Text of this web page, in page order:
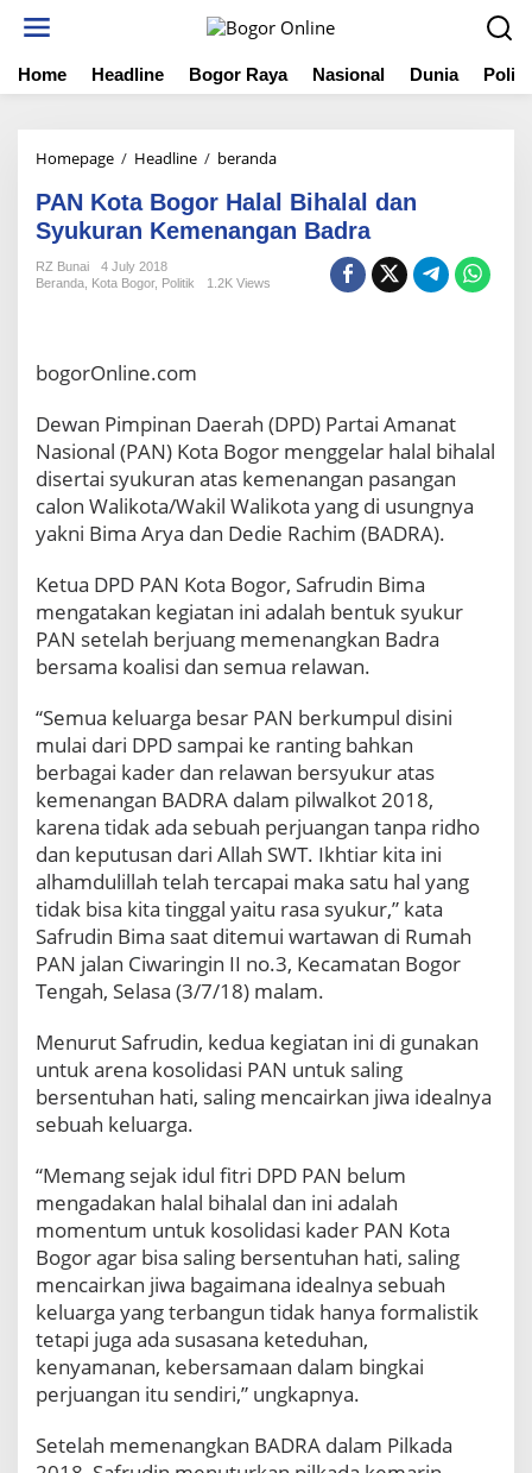
t
Home Headline Bogor Raya Nasional Dunia
Homepage / Headline / beranda
K
H
a
l
l
B
h
a
l
l
a
n
S
u
k
u
r
a
n
K
e
m
n
a
n
g
B
a
r
a
PAN Kota Bogor Halal Bihalal dan
Syukuran Kemenangan Badra
RZ Bunai
4 July 2018
Beranda Kota Bogor, Politik 1.2K Views
bogorOnline.com
Dewan Pimpinan Daerah (DPD) Partai Amanat
Nasional (PAN) Kota Bogor menggelar halal bihalal
disertai syukuran atas kemenangan pasangan
calon Walikota/Wakil Walikota yang di usungnya
yakni Bima Arya dan Dedie Rachim (BADRA).
Ketua DPD PAN Kota Bogor, Safrudin Bima
mengatakan kegiatan ini adalah bentuk syukur
PAN setelah berjuang memenangkan Badra
bersama koalisi dan semua relawan.
“Semua keluarga besar PAN berkumpul disini
mulai dari DPD sampai ke ranting bahkan
berbagai kader dan relawan bersyukur atas
kemenangan BADRA dalam pilwalkot 2018,
karena tidak ada sebuah perjuangan tanpa ridho
dan keputusan dari Allah SWT. Ikhtiar kita ini
alhamdulillah telah tercapai maka satu hal yang
tidak bisa kita tinggal yaitu rasa syukur,” kata
Safrudin Bima saat ditemui wartawan di Rumah
PAN jalan Ciwaringin II no.3, Kecamatan Bogor
Tengah, Selasa (3/7/18) malam.
Menurut Safrudin, kedua kegiatan ini di gunakan
untuk arena kosolidasi PAN untuk saling
bersentuhan hati, saling mencairkan jiwa idealnya
sebuah keluarga.
“Memang sejak idul fitri DPD PAN belum
mengadakan halal bihalal dan ini adalah
momentum untuk kosolidasi kader PAN Kota
Bogor agar bisa saling bersentuhan hati, saling
mencairkan jiwa bagaimana idealnya sebuah
keluarga yang terbangun tidak hanya formalistik
tetapi juga ada susasana keteduhan,
kenyamanan, kebersamaan dalam bingkai
perjuangan itu sendiri,” ungkapnya.
Setelah memenangkan BADRA dalam Pilkada